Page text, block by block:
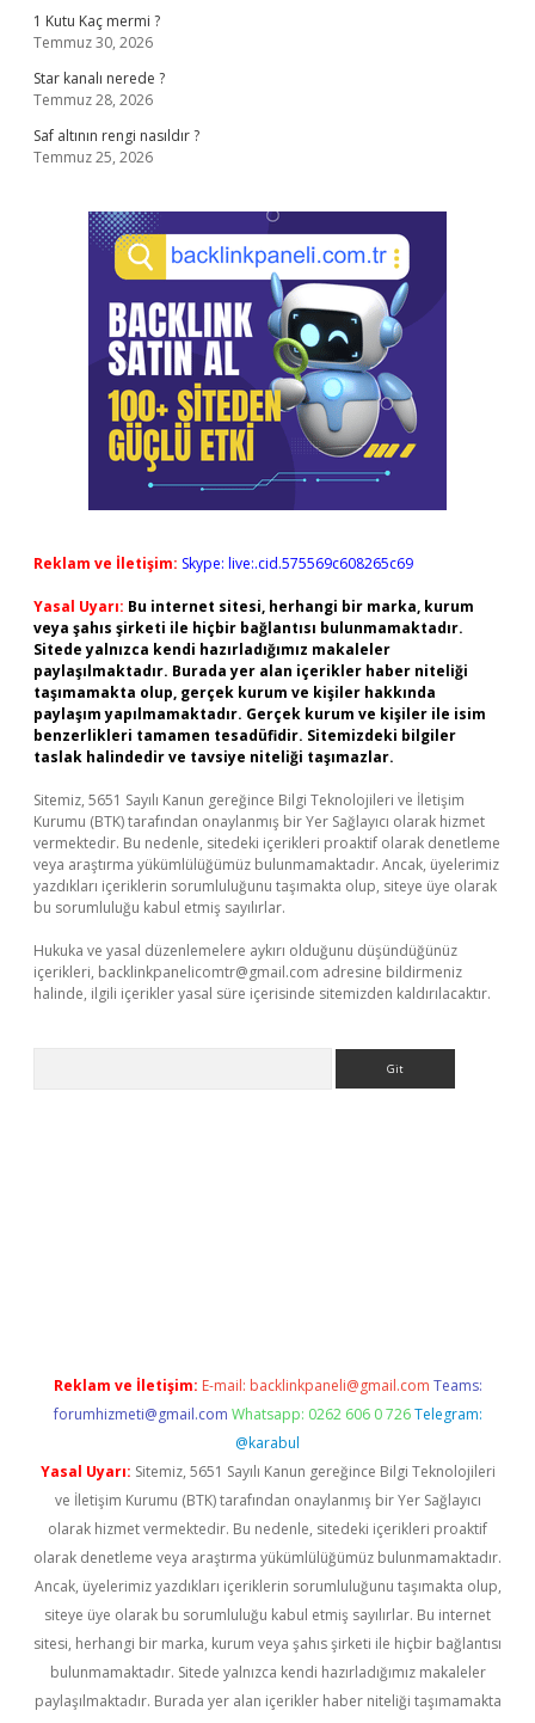
1 Kutu Kaç mermi ?
Temmuz 30, 2026
Star kanalı nerede ?
Temmuz 28, 2026
Saf altının rengi nasıldır ?
Temmuz 25, 2026
Reklam ve İletişim: Skype: live:.cid.575569c608265c69
Yasal Uyarı: Bu internet sitesi, herhangi bir marka, kurum
veya şahıs şirketi ile hiçbir bağlantısı bulunmamaktadır.
Sitede yalnızca kendi hazırladığımız makaleler
paylaşılmaktadır. Burada yer alan içerikler haber niteliği
taşımamakta olup, gerçek kurum ve kişiler hakkında
paylaşım yapılmamaktadır. Gerçek kurum ve kişiler ile isim
benzerlikleri tamamen tesadüfidir. Sitemizdeki bilgiler
taslak halindedir ve tavsiye niteliği taşımazlar.
Sitemiz, 5651 Sayılı Kanun gereğince Bilgi Teknolojileri ve İletişim
Kurumu (BTK) tarafından onaylanmış bir Yer Sağlayıcı olarak hizmet
vermektedir. Bu nedenle, sitedeki içerikleri proaktif olarak denetleme
veya araştırma yükümlülüğümüz bulunmamaktadır. Ancak, üyelerimiz
yazdıkları içeriklerin sorumluluğunu taşımakta olup, siteye üye olarak
bu sorumluluğu kabul etmiş sayılırlar.
Hukuka ve yasal düzenlemelere aykırı olduğunu düşündüğünüz
içerikleri, backlinkpanelicomtr@gmail.com adresine bildirmeniz
halinde, ilgili içerikler yasal süre içerisinde sitemizden kaldırılacaktır.
Reklam ve İletişim: E-mail: backlinkpaneli@gmail.com Teams:
forumhizmeti@gmail.com Whatsapp: 0262 606 0 726 Telegram:
@karabul
Yasal Uyarı: Sitemiz, 5651 Sayılı Kanun gereğince Bilgi Teknolojileri
ve İletişim Kurumu (BTK) tarafından onaylanmış bir Yer Sağlayıcı
olarak hizmet vermektedir. Bu nedenle, sitedeki içerikleri proaktif
olarak denetleme veya araştırma yükümlülüğümüz bulunmamaktadır.
Ancak, üyelerimiz yazdıkları içeriklerin sorumluluğunu taşımakta olup,
siteye üye olarak bu sorumluluğu kabul etmiş sayılırlar. Bu internet
sitesi, herhangi bir marka, kurum veya şahıs şirketi ile hiçbir bağlantısı
bulunmamaktadır. Sitede yalnızca kendi hazırladığımız makaleler
paylaşılmaktadır. Burada yer alan içerikler haber niteliği taşımamakta